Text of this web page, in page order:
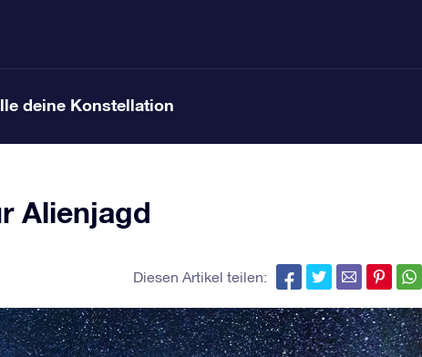
deine Konstellation
Alienjagd
Diesen Artikel teilen: